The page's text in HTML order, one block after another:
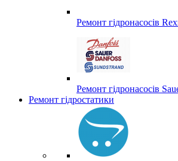
Ремонт гідронасосів
Ремонт гідронасосів
Ремонт гідростатики